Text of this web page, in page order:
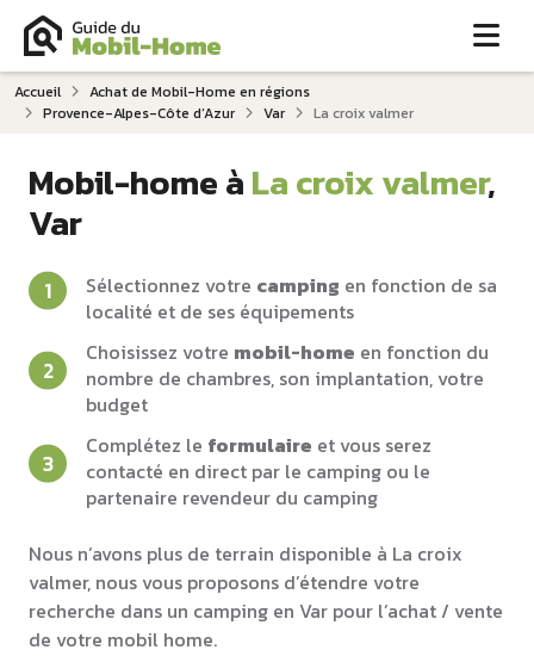
Accueil
Achat de Mobil-Home en régions
Provence-Alpes-Côte d‘Azur
Var La croix valmer
Mobil-home àLa croix valmer,
Var
Sélectionnez votre camping en fonction de sa
localité et de ses équipements
Choisissez votre mobil-home en fonction du
nombre de chambres, son implantation, votre
budget
Complétez le formulaire et vous serez
contacté en direct par le camping ou le
partenaire revendeur du camping
Nous n’avons plus de terrain disponible à La croix
valmer, nous vous proposons d’étendre votre
recherche dans un camping en Var pour l’achat / vente
de votre mobil home.